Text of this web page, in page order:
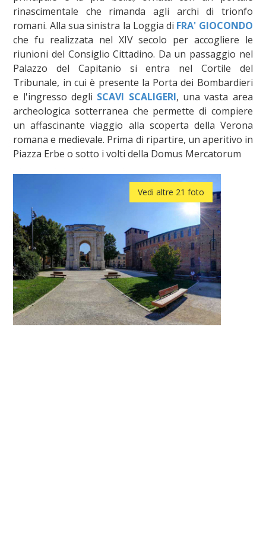
rinascimentale che rimanda agli archi di trionfo
romani. Alla sua sinistra la Loggia di FRA' GIOCONDO
che fu realizzata nel XIV secolo per accogliere le
riunioni del Consiglio Cittadino. Da un passaggio nel
Palazzo del Capitanio si entra nel Cortile del
Tribunale, in cui è presente la Porta dei Bombardieri
e l'ingresso degli SCAVI SCALIGERI, una vasta area
archeologica sotterranea che permette di compiere
un affascinante viaggio alla scoperta della Verona
romana e medievale. Prima di ripartire, un aperitivo in
Piazza Erbe o sotto i volti della Domus Mercatorum
Vedi altre 21 foto